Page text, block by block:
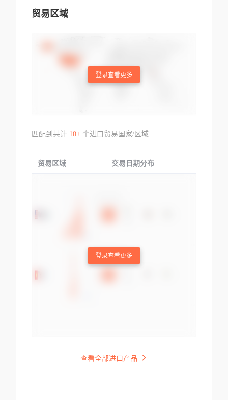
贸易区域
登录查看更多
匹配到共计 10+个进口贸易国家/区域
贸易区域 交易日期分布
登录查看更多
查看全部进口产品